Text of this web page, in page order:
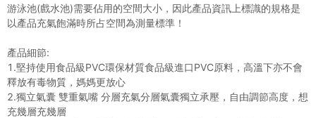
游泳池(戲水池)需要佔用的空間大小，因此產品資訊上標識的規格是
以產品充氣飽滿時所占空間為測量標準！
產品細節:
1.堅持使用食品級PVC環保材質食品級進口PVC原料，高溫下亦不會
釋放有毒物質，媽媽更放心
2.獨立氣囊 雙重氣嘴 分層充氣分層氣囊獨立承壓，自由調節高度，想
充幾層充幾層